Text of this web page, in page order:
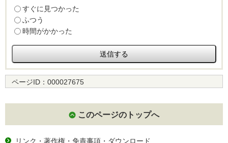
すぐに見つかった
ふつう
時間がかかった
ページID： 000027675
このページのトップへ
リンク・著作権・免責事項・ダウンロード